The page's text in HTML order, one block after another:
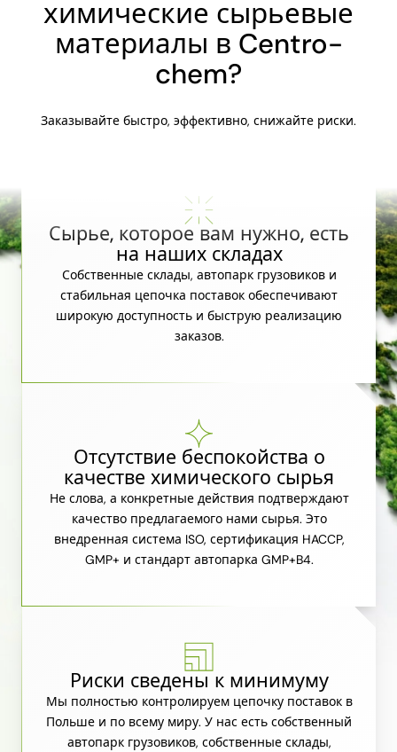
химические сырьевые
материалы в Centro-
chem?
Заказывайте быстро, эффективно, снижайте риски.
Сырье, которое вам нужно, есть
на наших складах
Собственные склады, автопарк грузовиков и
стабильная цепочка поставок обеспечивают
широкую доступность и быструю реализацию
заказов.
Отсутствие беспокойства о
качестве химического сырья
Не слова, а конкретные действия подтверждают
качество предлагаемого нами сырья. Это
внедренная система ISO, сертификация HACCP,
GMP+ и стандарт автопарка GMP+B4.
Риски сведены к минимуму
Мы полностью контролируем цепочку поставок в
Польше и по всему миру. У нас есть собственный
автопарк грузовиков, собственные склады,